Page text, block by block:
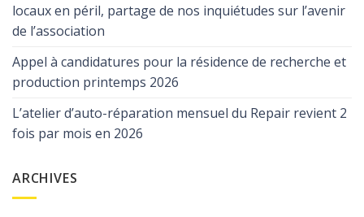
locaux en péril, partage de nos inquiétudes sur l’avenir
de l’association
Appel à candidatures pour la résidence de recherche et
production printemps 2026
L’atelier d’auto-réparation mensuel du Repair revient 2
fois par mois en 2026
ARCHIVES